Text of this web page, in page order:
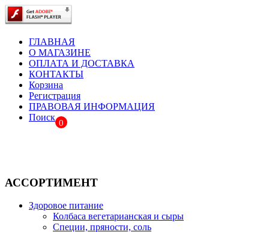
ГЛАВНАЯ
О МАГАЗИНЕ
ОПЛАТА И ДОСТАВКА
КОНТАКТЫ
Корзина
Регистрация
ПРАВОВАЯ ИНФОРМАЦИЯ
Поиск
0
АССОРТИМЕНТ
Здоровое питание
Колбаса вегетарианская и сыры
Специи, пряности, соль